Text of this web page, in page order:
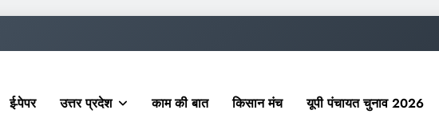
ई-पेपर उत्तर प्रदेश काम की बात किसान मंच यूपी पंचायत चुनाव 2026